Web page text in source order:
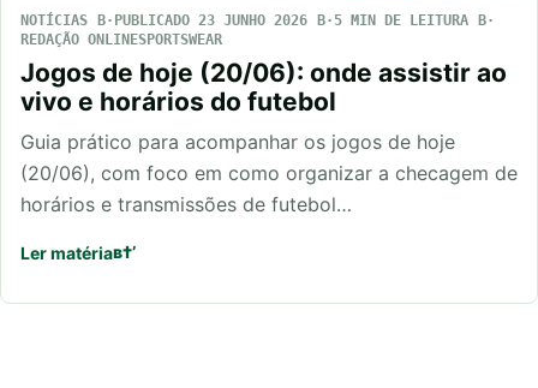
NOTÍCIAS PUBLICADO 23 JUNHO 2026
5 MIN DE LEITURA
REDAÇÃO ONLINESPORTSWEAR
Jogos de hoje (20/06): onde assistir ao
vivo e horários do futebol
Guia prático para acompanhar os jogos de hoje
(20/06), com foco em como organizar a checagem de
horários e transmissões de futebol…
Ler matéria